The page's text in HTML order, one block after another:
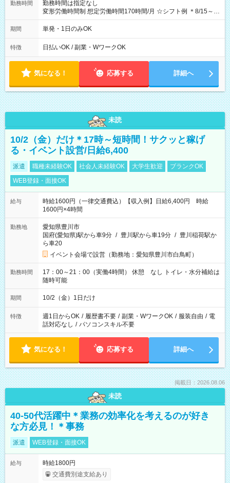
勤務時間
勤務時間は指定なし
変形労働時間制 想定労働時間170時間/月 ☆シフト例 ＊8/15～
10/26 全日共通 08：00～12：00 17：00～21：00 ＊8/31
～9/19のみ下記シフトもあります！ 12：00～16：00 ＊9/6～
00
期間 単発・1日のみOK
特徴 日払いOK / 副業・WワークOK
気になる！ 応募する 詳細へ
未読
10/2（金）だけ＊17時～短時間！サクッと稼げ
る・イベント設営/日給6,400
派遣 職種未経験OK 社会人未経験OK 大学生歓迎
ブランクOK
WEB登録・面接OK
給与
時給1600円（一律交通費込）【収入例】日給6,400円 時給
1600円×4時間
勤務地
愛知県豊川市
国府(愛知県)駅から車9分 / 豊川駅から車19分 / 豊川稲荷駅か
ら車20
イベント会場で設営（勤務地：愛知県豊川市白鳥町）
勤務時間
17：00～21：00（実働4時間） 休憩 なし トイレ・水分補給は
随時可能
期間 10/2（金）1日だけ
特徴 週1日からOK / 履歴書不要 / 副業・WワークOK / 服装自由 / 電
話対応なし / パソコンスキル不要
気になる！ 応募する 詳細へ
掲載日：2026.08.06
未読
40-50代活躍中＊業務の効率化を考えるのが好き
な方必見！＊事務
派遣 WEB登録・面接OK
給与
時給1800円
交通費別途支給あり